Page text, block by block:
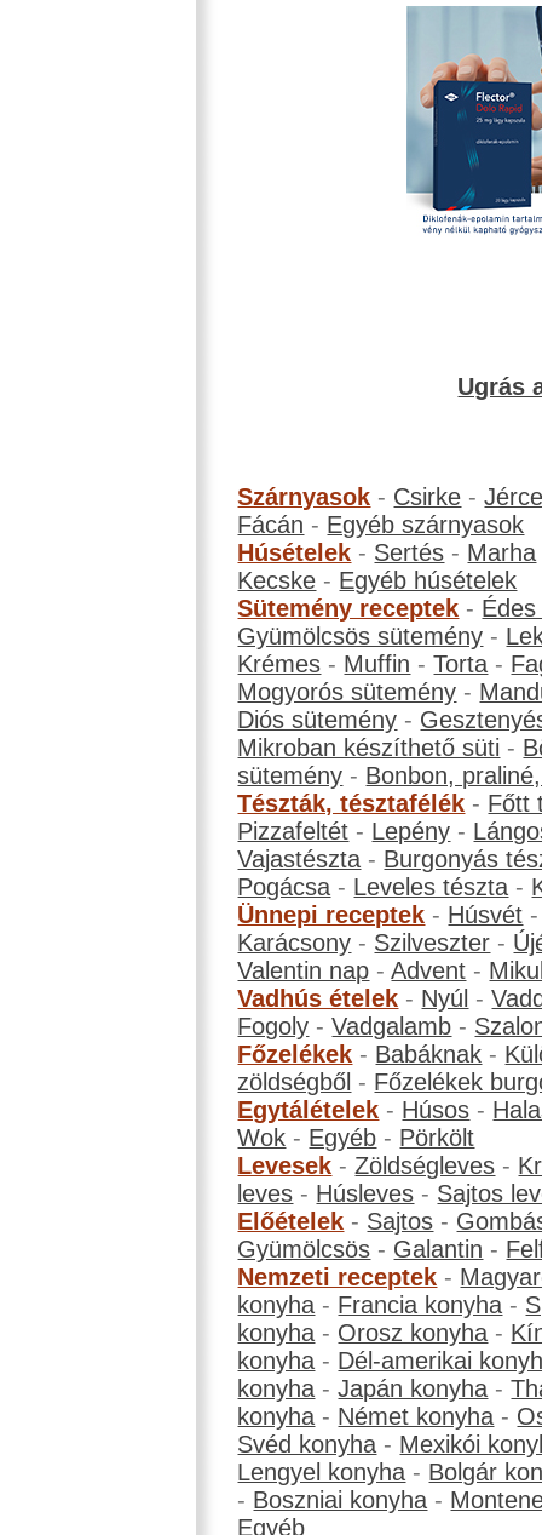
Ugrás
Szárnyasok - Csirke -
Fácán - Egyéb szárnyasok
Húsételek - Sertés - Marha
Kecske - Egyéb húsételek
Sütemény receptek -
Gyümölcsös sütemény -
Krémes - Muffin -Torta -
Mogyorós sütemény -
Diós sütemény -
Mikroban készíthető süti -
sütemény - Bonbon,
Tészták, tésztafélék - Főtt
Pizzafeltét - Lepény -
Vajastészta - Burgonyás
Pogácsa - Leveles tészta -
Ünnepi receptek - Húsvét
Karácsony - Szilveszter -
Valentin nap -Advent -
Vadhús ételek - Nyúl -
Fogoly -Vadgalamb -
Főzelékek - Babáknak -
zöldségből - Főzelékek
Egytálételek - Húsos -
Wok - Egyéb - Pörkölt
Levesek -Zöldségleves -
leves - Húsleves - Sajtos
Előételek - Sajtos -
Gyümölcsös - Galantin -
Nemzeti receptek -
konyha - Francia konyha -
konyha - Orosz konyha -
konyha - Dél-amerikai
konyha -Japán konyha -
konyha - Német konyha -
Svéd konyha - Mexikói
Lengyel konyha - Bolgár
- Boszniai konyha -
Egyéb